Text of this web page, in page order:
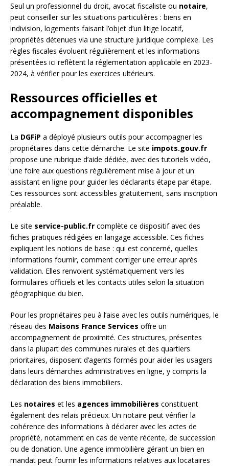
Seul un professionnel du droit, avocat fiscaliste ou notaire,
peut conseiller sur les situations particulières : biens en
indivision, logements faisant l’objet d’un litige locatif,
propriétés détenues via une structure juridique complexe. Les
règles fiscales évoluent régulièrement et les informations
présentées ici reflètent la réglementation applicable en 2023-
2024, à vérifier pour les exercices ultérieurs.
Ressources officielles et
accompagnement disponibles
La DGFiP a déployé plusieurs outils pour accompagner les
propriétaires dans cette démarche. Le site impots.gouv.fr
propose une rubrique d’aide dédiée, avec des tutoriels vidéo,
une foire aux questions régulièrement mise à jour et un
assistant en ligne pour guider les déclarants étape par étape.
Ces ressources sont accessibles gratuitement, sans inscription
préalable.
Le site service-public.fr complète ce dispositif avec des
fiches pratiques rédigées en langage accessible. Ces fiches
expliquent les notions de base : qui est concerné, quelles
informations fournir, comment corriger une erreur après
validation. Elles renvoient systématiquement vers les
formulaires officiels et les contacts utiles selon la situation
géographique du bien.
Pour les propriétaires peu à l’aise avec les outils numériques, le
réseau des Maisons France Services offre un
accompagnement de proximité. Ces structures, présentes
dans la plupart des communes rurales et des quartiers
prioritaires, disposent d’agents formés pour aider les usagers
dans leurs démarches administratives en ligne, y compris la
déclaration des biens immobiliers.
Les notaires et les agences immobilières constituent
également des relais précieux. Un notaire peut vérifier la
cohérence des informations à déclarer avec les actes de
propriété, notamment en cas de vente récente, de succession
ou de donation. Une agence immobilière gérant un bien en
mandat peut fournir les informations relatives aux locataires